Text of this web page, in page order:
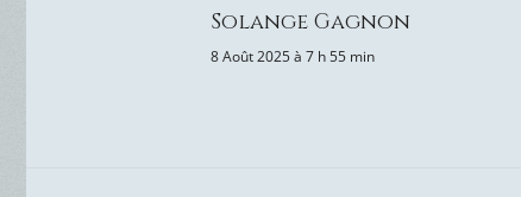
Solange Gagnon
8 Août 2025 à 7 h 55 min